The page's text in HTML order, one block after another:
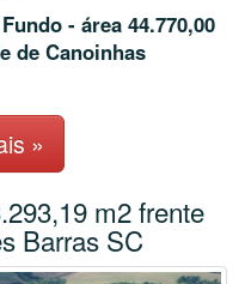
- área 44.770,00
de Canoinhas
»
m2 frente
Barras SC